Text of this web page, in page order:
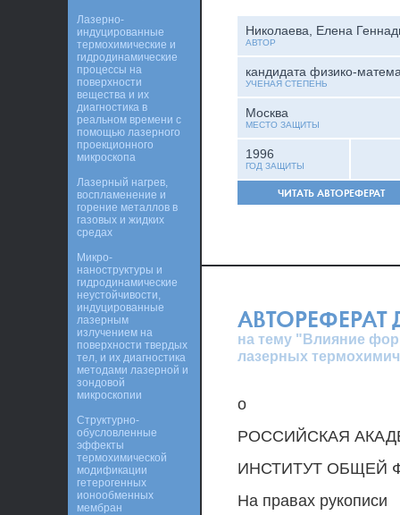
Николаева, Елена
АВТОР
кандидата физико-
УЧЕНАЯ СТЕПЕНЬ
Москва
МЕСТО ЗАЩИТЫ
1996
ГОД ЗАЩИТЫ
ЧИТАТЬ АВТОРЕФЕРАТ
АВТОРЕФЕРАТ
на тему "Влияние
лазерных
о
РОССИЙСКАЯ
ИНСТИТУТ ОБЩЕЙ
На правах рукописи
Лазерно-
индуцированные
термохимические и
гидродинамические
процессы на
поверхности
вещества и их
диагностика в
реальном времени с
помощью лазерного
проекционного
микроскопа
Лазерный нагрев,
воспламенение и
горение металлов в
газовых и жидких
средах
Микро-
наноструктуры и
гидродинамические
неустойчивости,
индуцированные
лазерным
излучением на
поверхности твердых
тел, и их диагностика
методами лазерной и
зондовой
микроскопии
Структурно-
обусловленные
эффекты
термохимической
модификации
гетерогенных
ионообменных
мембран